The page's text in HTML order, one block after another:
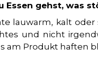
Essen gehst, was
lauwarm, kalt oder
und nicht
am Produkt haften